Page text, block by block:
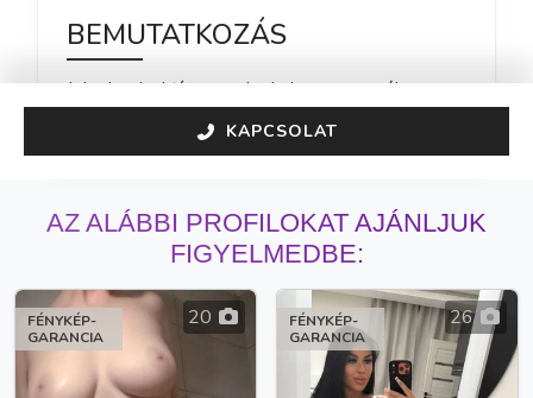
BEMUTATKOZÁS
Jelenleg inaktív vagyok, de hamarosan újra
KAPCSOLAT
AZ ALÁBBI PROFILOKAT AJÁNLJUK
FIGYELMEDBE:
FÉNYKÉP-
GARANCIA
20
FÉNYKÉP-
GARANCIA
26